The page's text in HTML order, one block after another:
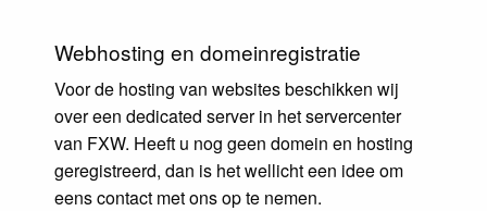
Webhosting en domeinregistratie
Voor de hosting van websites beschikken wij
over een dedicated server in het servercenter
van FXW. Heeft u nog geen domein en hosting
geregistreerd, dan is het wellicht een idee om
eens contact met ons op te nemen.